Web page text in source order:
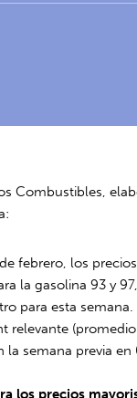
Combustibles,
febrero, los
la gasolina 93 y
para esta semana.
relevante
la semana previa
los precios